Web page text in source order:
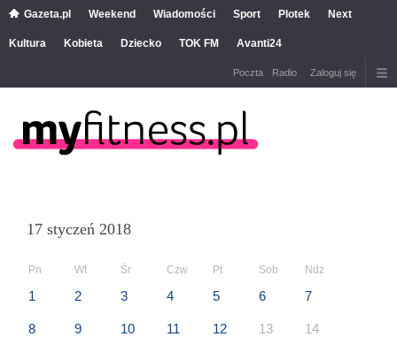
Gazeta.pl Weekend Wiadomości Sport Plotek Next
Kultura Kobieta Dziecko TOK FM Avanti24
Poczta Radio Zaloguj się
17 styczeń 2018
Pn Wt Śr Czw Pt Sob Ndz
1 2 3 4 5 6 7
8 9 10 11 12 13 14